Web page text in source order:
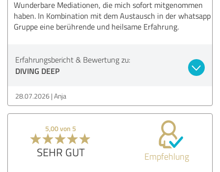
Wunderbare Mediationen, die mich sofort mitgenommen
haben. In Kombination mit dem Austausch in der whatsapp
Gruppe eine berührende und heilsame Erfahrung.
Erfahrungsbericht & Bewertung zu:
DIVING DEEP
28.07.2026 Anja
5,00 von 5
SEHR GUT Empfehlung